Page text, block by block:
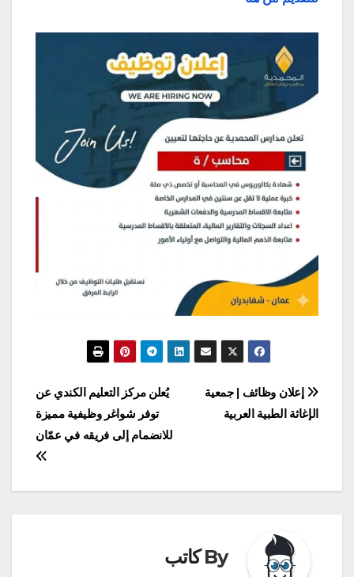
تصفّح
المقالات
يُعلن مركز التعليم الكندي عن
توفر شواغر وظيفية مميزة
للانضمام إلى فريقه في عمّان
إعلان وظائف | جمعية
الإغاثة الطبية العربية
By كاتب